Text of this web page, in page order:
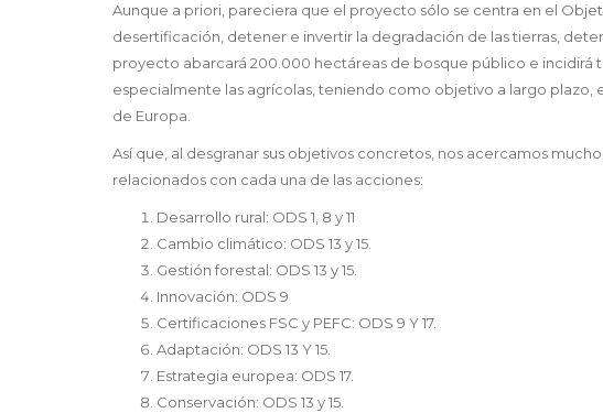
Aunque a priori, pareciera que el proyecto sólo se centra en el
desertificación, detener e invertir la degradación de las tierras,
proyecto abarcará 200.000 hectáreas de bosque público e incidirá
especialmente las agrícolas, teniendo como objetivo a largo plazo,
de Europa.
Así que, al desgranar sus objetivos concretos, nos acercamos
relacionados con cada una de las acciones:
Desarrollo rural: ODS 1, 8 y 11
Cambio climático: ODS 13 y 15.
Gestión forestal: ODS 13 y 15.
Innovación: ODS 9
Certificaciones FSC y PEFC: ODS 9 Y 17.
Adaptación: ODS 13 Y 15.
Estrategia europea: ODS 17.
Conservación: ODS 13 y 15.